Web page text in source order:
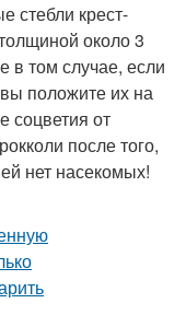
стебли крест-
около 3
в том случае, если
положите их на
соцветия от
после того,
нет насекомых!